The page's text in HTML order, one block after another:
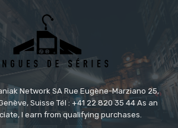
Network SA Rue Eugène-Marziano 25,
Suisse Tél : +41 22 820 35 44 As an
I earn from qualifying purchases.